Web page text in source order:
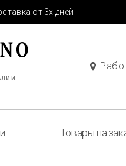
от 3х дней
Товары на